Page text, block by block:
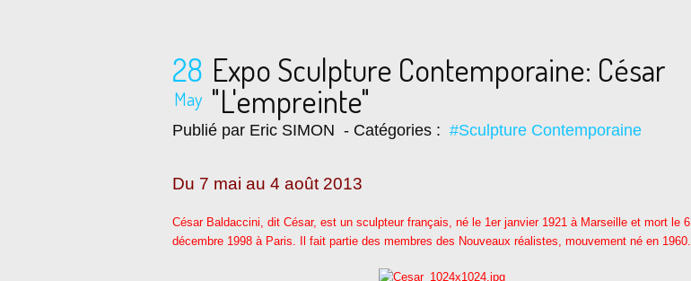
28
May
Expo Sculpture Contemporaine: César
"L'empreinte"
Publié par Eric SIMON - Catégories : #Sculpture Contemporaine
Du 7 mai au 4 août 2013
César Baldaccini, dit César, est un sculpteur français, né le 1er janvier 1921 à Marseille et mort le 6
décembre 1998 à Paris. Il fait partie des membres des Nouveaux réalistes, mouvement né en 1960.